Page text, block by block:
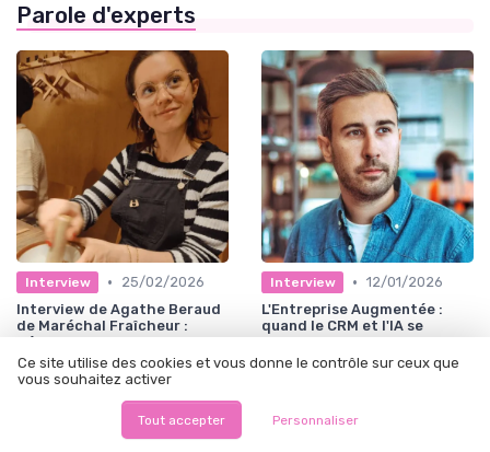
Parole d'experts
Interview •
25/02/2026
Interview de Agathe Beraud
de Maréchal Fraîcheur :
Réussir dans la
communication et le
marketing de produits frais
Interview • 12/01/2026
L'Entreprise Augmentée :
quand le CRM et l'IA se
mettent au service de
l'humain
Ce site utilise des cookies et vous donne le contrôle sur ceux que
vous souhaitez activer
Tout accepter Personnaliser